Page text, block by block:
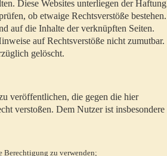
Diese Websites unterliegen der Haftung
ob etwaige Rechtsverstöße bestehen.
auf die Inhalte der verknüpften Seiten.
auf Rechtsverstöße nicht zumutbar.
gelöscht.
veröffentlichen, die gegen die hier
verstoßen. Dem Nutzer ist insbesondere
Berechtigung zu verwenden;